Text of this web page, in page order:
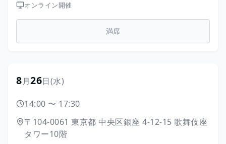
オンライン開催
満席
8月26日(水)
14:00 〜 17:30
〒104-0061 東京都 中央区銀座 4-12-15 歌舞伎座
タワー10階